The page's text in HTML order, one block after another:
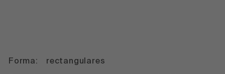
Forma: rectangulares